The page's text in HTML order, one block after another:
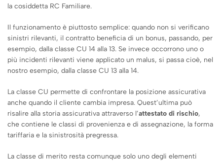
la cosiddetta RC Familiare.
Il funzionamento è piuttosto semplice: quando non si verificano
sinistri rilevanti, il contratto beneficia di un bonus, passando, per
esempio, dalla classe CU 14 alla 13. Se invece occorrono uno o
più incidenti rilevanti viene applicato un malus, si passa cioè, nel
nostro esempio, dalla classe CU 13 alla 14.
La classe CU permette di confrontare la posizione assicurativa
anche quando il cliente cambia impresa. Quest’ultima può
risalire alla storia assicurativa attraverso l’attestato di rischio,
che contiene le classi di provenienza e di assegnazione, la forma
tariffaria e la sinistrosità pregressa.
La classe di merito resta comunque solo uno degli elementi